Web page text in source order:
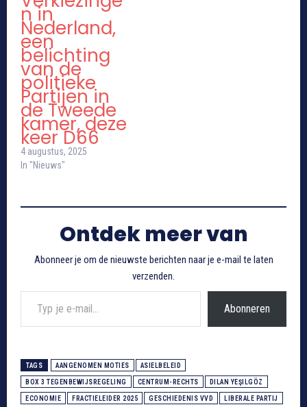
n in
Nederland,
een
belichting
van de
politieke
Partijen in
de Tweede
kamer, deze
keer D66
4 augustus, 2025
In "Nieuws"
Ontdek meer van
Abonneer je om de nieuwste berichten naar je e-mail te laten
verzenden.
Typ je e-mail...
Abonneren
TAGS AANGENOMEN MOTIES ASIELBELEID
BOX 3 TEGENBEWIJSREGELING CENTRUM-RECHTS DILAN YEŞILGÖZ
ECONOMIE FRACTIELEIDER 2025 GESCHIEDENIS VVD LIBERALE PARTIJ